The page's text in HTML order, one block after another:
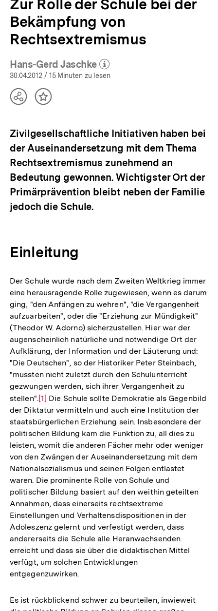
Zur Rolle der Schule bei der
Bekämpfung von
Rechtsextremismus
Hans-Gerd Jaschke
(Mehr zum Autor)
öffnen
30.04.2012 / 15 Minuten zu lesen
TeilenInhalt
Zivilgesellschaftliche Initiativen haben bei
der Auseinandersetzung mit dem Thema
Rechtsextremismus zunehmend an
Bedeutung gewonnen. Wichtigster Ort der
Primärprävention bleibt neben der Familie
jedoch die Schule.
Einleitung
Der Schule wurde nach dem Zweiten Weltkrieg immer
eine herausragende Rolle zugewiesen, wenn es darum
ging, "den Anfängen zu wehren", "die Vergangenheit
aufzuarbeiten", oder die "Erziehung zur Mündigkeit"
(Theodor W. Adorno) sicherzustellen. Hier war der
augenscheinlich natürliche und notwendige Ort der
Aufklärung, der Information und der Läuterung und:
"Die Deutschen", so der Historiker Peter Steinbach,
"mussten nicht zuletzt durch den Schulunterricht
gezwungen werden, sich ihrer Vergangenheit zu
stellen".Zur
Auflösung
der
Fußnote
[1] Die Schule sollte Demokratie als Gegenbild
der Diktatur vermitteln und auch eine Institution der
staatsbürgerlichen Erziehung sein. Insbesondere der
politischen Bildung kam die Funktion zu, all dies zu
leisten, womit die anderen Fächer mehr oder weniger
von den Zwängen der Auseinandersetzung mit dem
Nationalsozialismus und seinen Folgen entlastet
waren. Die prominente Rolle von Schule und
politischer Bildung basiert auf den weithin geteilten
Annahmen, dass einerseits rechtsextreme
Einstellungen und Verhaltensdispositionen in der
Adoleszenz gelernt und verfestigt werden, dass
andererseits die Schule alle Heranwachsenden
erreicht und dass sie über die didaktischen Mittel
verfügt, um solchen Entwicklungen
entgegenzuwirken.
Es ist rückblickend schwer zu beurteilen, inwieweit